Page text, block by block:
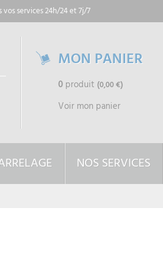
services 24h/24 et 7j/7
MON PANIER
0 produit (0,00 €)
Voir mon panier
NOS SERVICES